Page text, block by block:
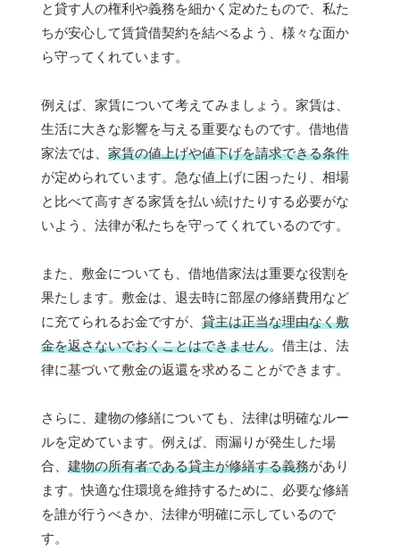
と貸す人の権利や義務を細かく定めたもので、私た
ちが安心して賃貸借契約を結べるよう、様々な面か
ら守ってくれています。
例えば、家賃について考えてみましょう。家賃は、
生活に大きな影響を与える重要なものです。借地借
家法では、 家賃の値上げや値下げを請求できる条件
が定められています。急な値上げに困ったり、相場
と比べて高すぎる家賃を払い続けたりする必要がな
いよう、法律が私たちを守ってくれているのです。
また、敷金についても、借地借家法は重要な役割を
果たします。敷金は、退去時に部屋の修繕費用など
に充てられるお金ですが、 貸主は正当な理由なく敷
金を返さないでおくことはできません。借主は、法
律に基づいて敷金の返還を求めることができます。
さらに、建物の修繕についても、法律は明確なルー
ルを定めています。例えば、雨漏りが発生した場
合、 建物の所有者である貸主が修繕する義務があり
ます。快適な住環境を維持するために、必要な修繕
を誰が行うべきか、法律が明確に示しているので
す。